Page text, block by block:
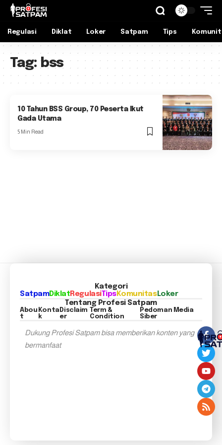
Regulasi Diklat Loker Satpam Tips
Tag: bss
10 Tahun BSS Group, 70 Peserta Ikut
Gada Utama
5 Min Read
Kategori
SatpamDiklatRegulasiTipsKomunitasLoker
Tentang Profesi Satpam
Abou
t
Konta
k
Disclaim
er
Term &
Condition
Pedoman Media
Siber
Dukung Profesi Satpam bisa memberikan konten yang
bermanfaat